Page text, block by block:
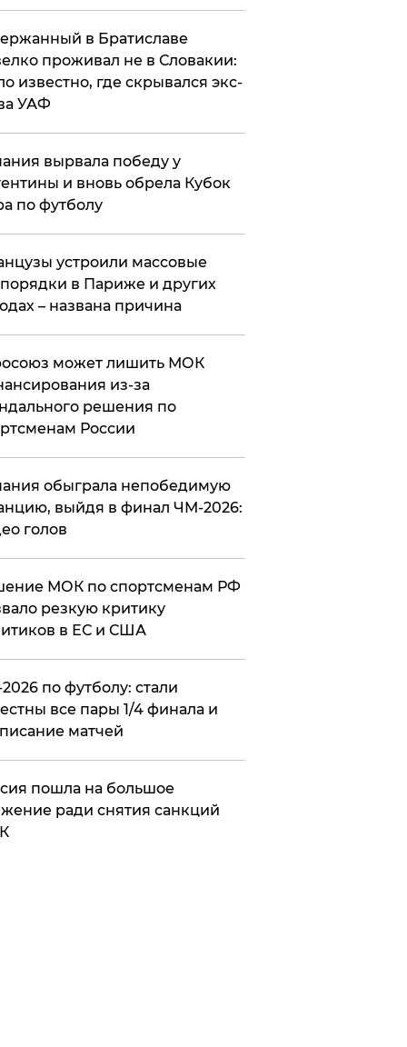
в Братиславе
проживал не в Словакии:
известно, где скрывался экс-
УАФ
вырвала победу у
и вновь обрела Кубок
по футболу
устроили массовые
в Париже и других
– названа причина
может лишить МОК
из-за
решения по
России
обыграла непобедимую
выйдя в финал ЧМ-2026:
голов
МОК по спортсменам РФ
резкую критику
в ЕС и США
по футболу: стали
все пары 1/4 финала и
матчей
пошла на большое
ради снятия санкций